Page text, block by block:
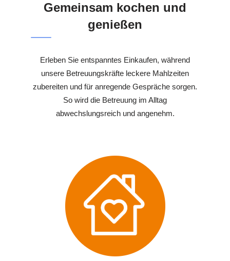
Gemeinsam kochen und
genießen
Erleben Sie entspanntes Einkaufen, während
unsere Betreuungskräfte leckere Mahlzeiten
zubereiten und für anregende Gespräche sorgen.
So wird die Betreuung im Alltag
abwechslungsreich und angenehm.